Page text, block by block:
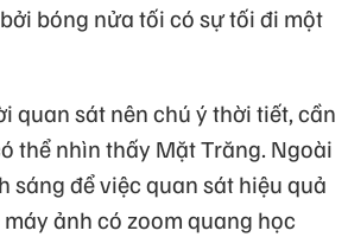
bóng nửa tối có sự tối đi một
quan sát nên chú ý thời tiết, cần
thể nhìn thấy Mặt Trăng. Ngoài
sáng để việc quan sát hiệu quả
ảnh có zoom quang học